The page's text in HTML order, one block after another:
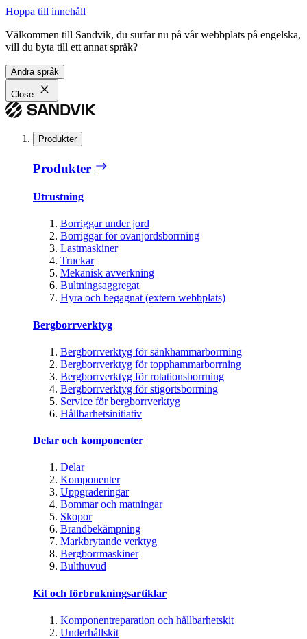
Hoppa till innehåll
Välkommen till Sandvik, du surfar nu på vår webbplats på engelska,
vill du byta till ett annat språk?
Ändra språk
Close
Produkter
Produkter
Utrustning
Borriggar under jord
Borriggar för ovanjordsborrning
Lastmaskiner
Truckar
Mekanisk avverkning
Bultningsaggregat
Hyra och begagnat (extern webbplats)
Bergborrverktyg
Bergborrverktyg för sänkhammarborrning
Bergborrverktyg för topphammarborrning
Bergborrverktyg för rotationsborrning
Bergborrverktyg för stigortsborrning
Service för bergborrverktyg
Hållbarhetsinitiativ
Delar och komponenter
Delar
Komponenter
Uppgraderingar
Bommar och matningar
Skopor
Brandbekämpning
Markbrytande verktyg
Bergborrmaskiner
Bulthuvud
Kit och förbrukningsartiklar
Komponentreparation och hållbarhetskit
Underhållskit